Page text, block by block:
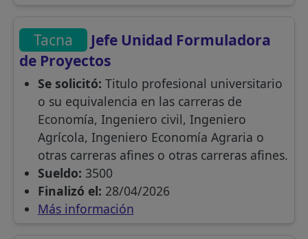
Tacna
Jefe Unidad Formuladora
de Proyectos
Se solicitó: Titulo profesional universitario
o su equivalencia en las carreras de
Economía, Ingeniero civil, Ingeniero
Agrícola, Ingeniero Economía Agraria o
otras carreras afines o otras carreras afines.
Sueldo: 3500
Finalizó el: 28/04/2026
Más información